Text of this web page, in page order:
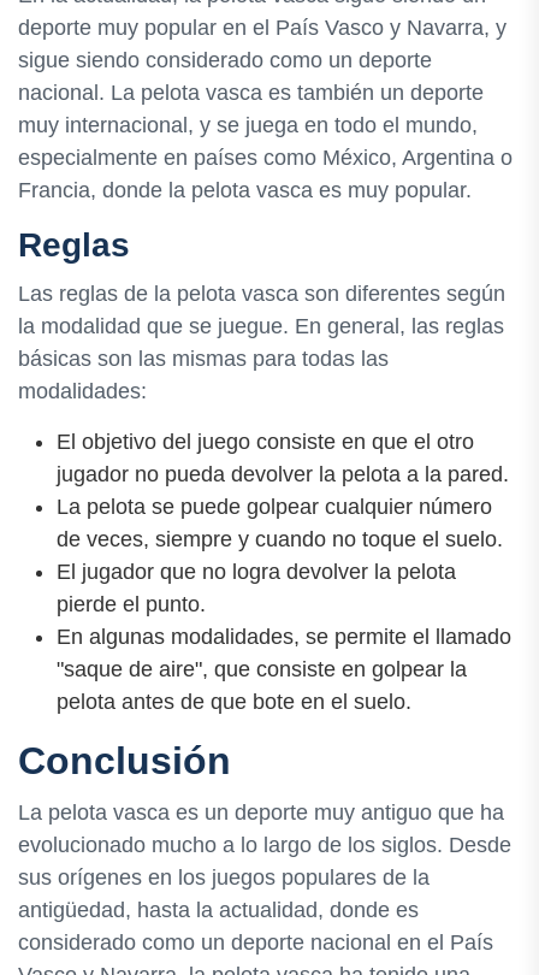
deporte muy popular en el País Vasco y Navarra, y
sigue siendo considerado como un deporte
nacional. La pelota vasca es también un deporte
muy internacional, y se juega en todo el mundo,
especialmente en países como México, Argentina o
Francia, donde la pelota vasca es muy popular.
Reglas
Las reglas de la pelota vasca son diferentes según
la modalidad que se juegue. En general, las reglas
básicas son las mismas para todas las
modalidades:
El objetivo del juego consiste en que el otro
jugador no pueda devolver la pelota a la pared.
La pelota se puede golpear cualquier número
de veces, siempre y cuando no toque el suelo.
El jugador que no logra devolver la pelota
pierde el punto.
En algunas modalidades, se permite el llamado
"saque de aire", que consiste en golpear la
pelota antes de que bote en el suelo.
Conclusión
La pelota vasca es un deporte muy antiguo que ha
evolucionado mucho a lo largo de los siglos. Desde
sus orígenes en los juegos populares de la
antigüedad, hasta la actualidad, donde es
considerado como un deporte nacional en el País